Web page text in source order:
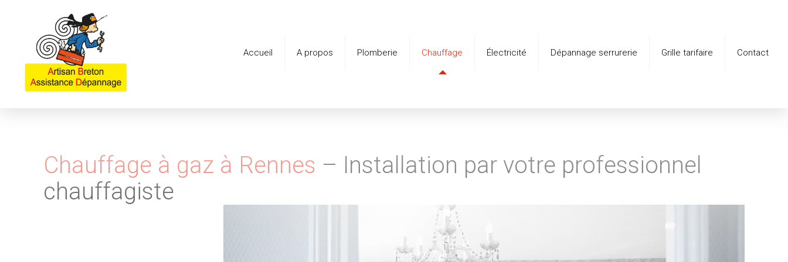
Accueil A propos Plomberie Chauffage Électricité Dépannage serrurerie Grille tarifaire Contact
Chauffage à gaz à Rennes – Installation par votre professionnel
chauffagiste